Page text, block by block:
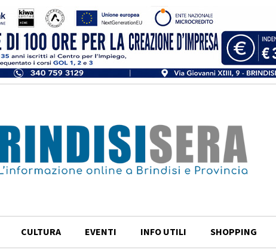
CULTURA EVENTI INFO UTILI SHOPPING